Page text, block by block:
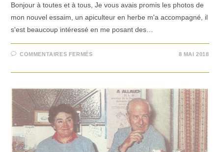
Bonjour à toutes et à tous, Je vous avais promis les photos de
mon nouvel essaim, un apiculteur en herbe m'a accompagné, il
s'est beaucoup intéressé en me posant des…
COMMENTAIRES FERMÉS 8 MAI 2018